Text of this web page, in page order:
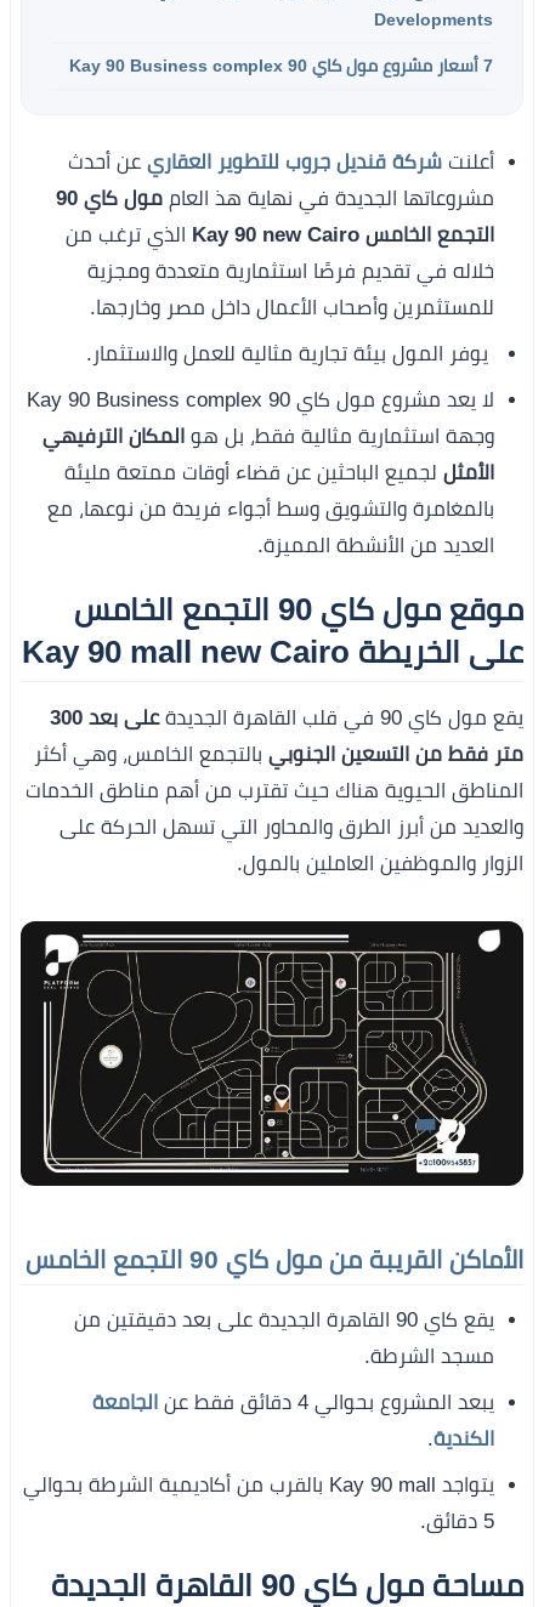
Developments
7 أسعار مشروع مول كاي 90 Kay 90 Business complex
أعلنت شركة قنديل جروب للتطوير العقاري عن أحدث
مشروعاتها الجديدة في نهاية هذ العام
مول كاي 90
التجمع الخامس Kay 90 new Cairo
الذي ترغب من
خلاله في تقديم فرصًا استثمارية متعددة ومجزية
للمستثمرين وأصحاب الأعمال داخل مصر وخارجها.
يوفر المول بيئة تجارية مثالية للعمل والاستثمار.
لا يعد مشروع مول كاي 90 Kay 90 Business complex
وجهة استثمارية مثالية فقط، بل هو المكان الترفيهي
الأمثل لجميع الباحثين عن قضاء أوقات ممتعة مليئة
بالمغامرة والتشويق وسط أجواء فريدة من نوعها، مع
العديد من الأنشطة المميزة.
موقع مول كاي 90 التجمع الخامس
على الخريطة Kay 90 mall new Cairo
يقع مول كاي 90 في قلب القاهرة الجديدة
على بعد 300
متر فقط من التسعين الجنوبي بالتجمع الخامس، وهي أكثر
المناطق الحيوية هناك حيث تقترب من أهم مناطق الخدمات
والعديد من أبرز الطرق والمحاور التي تسهل الحركة على
الزوار والموظفين العاملين بالمول.
الأماكن القريبة من مول كاي 90 التجمع الخامس
يقع كاي 90 القاهرة الجديدة على بعد دقيقتين من
مسجد الشرطة.
يبعد المشروع بحوالي 4 دقائق فقط عن
الجامعة
الكندية.
يتواجد Kay 90 mall بالقرب من أكاديمية الشرطة بحوالي
5 دقائق.
مساحة مول كاي 90 القاهرة الجديدة